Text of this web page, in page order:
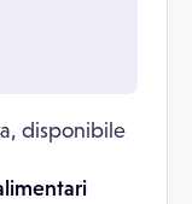
disponibile